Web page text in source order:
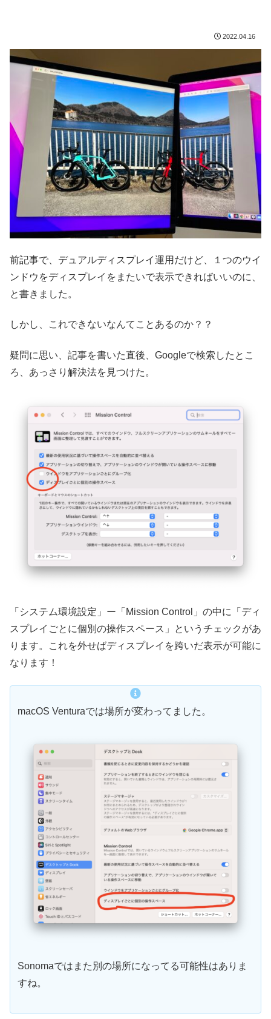
2022.04.16
前記事で、デュアルディスプレイ運用だけど、１つのウイ
ンドウをディスプレイをまたいで表示できればいいのに、
と書きました。
しかし、これできないなんてことあるのか？？
疑問に思い、記事を書いた直後、Googleで検索したとこ
ろ、あっさり解決法を見つけた。
「システム環境設定」ー「Mission Control」の中に「ディ
スプレイごとに個別の操作スペース」というチェックがあ
ります。これを外せばディスプレイを跨いだ表示が可能に
なります！
macOS Venturaでは場所が変わってました。
Sonomaではまた別の場所になってる可能性はありま
すね。